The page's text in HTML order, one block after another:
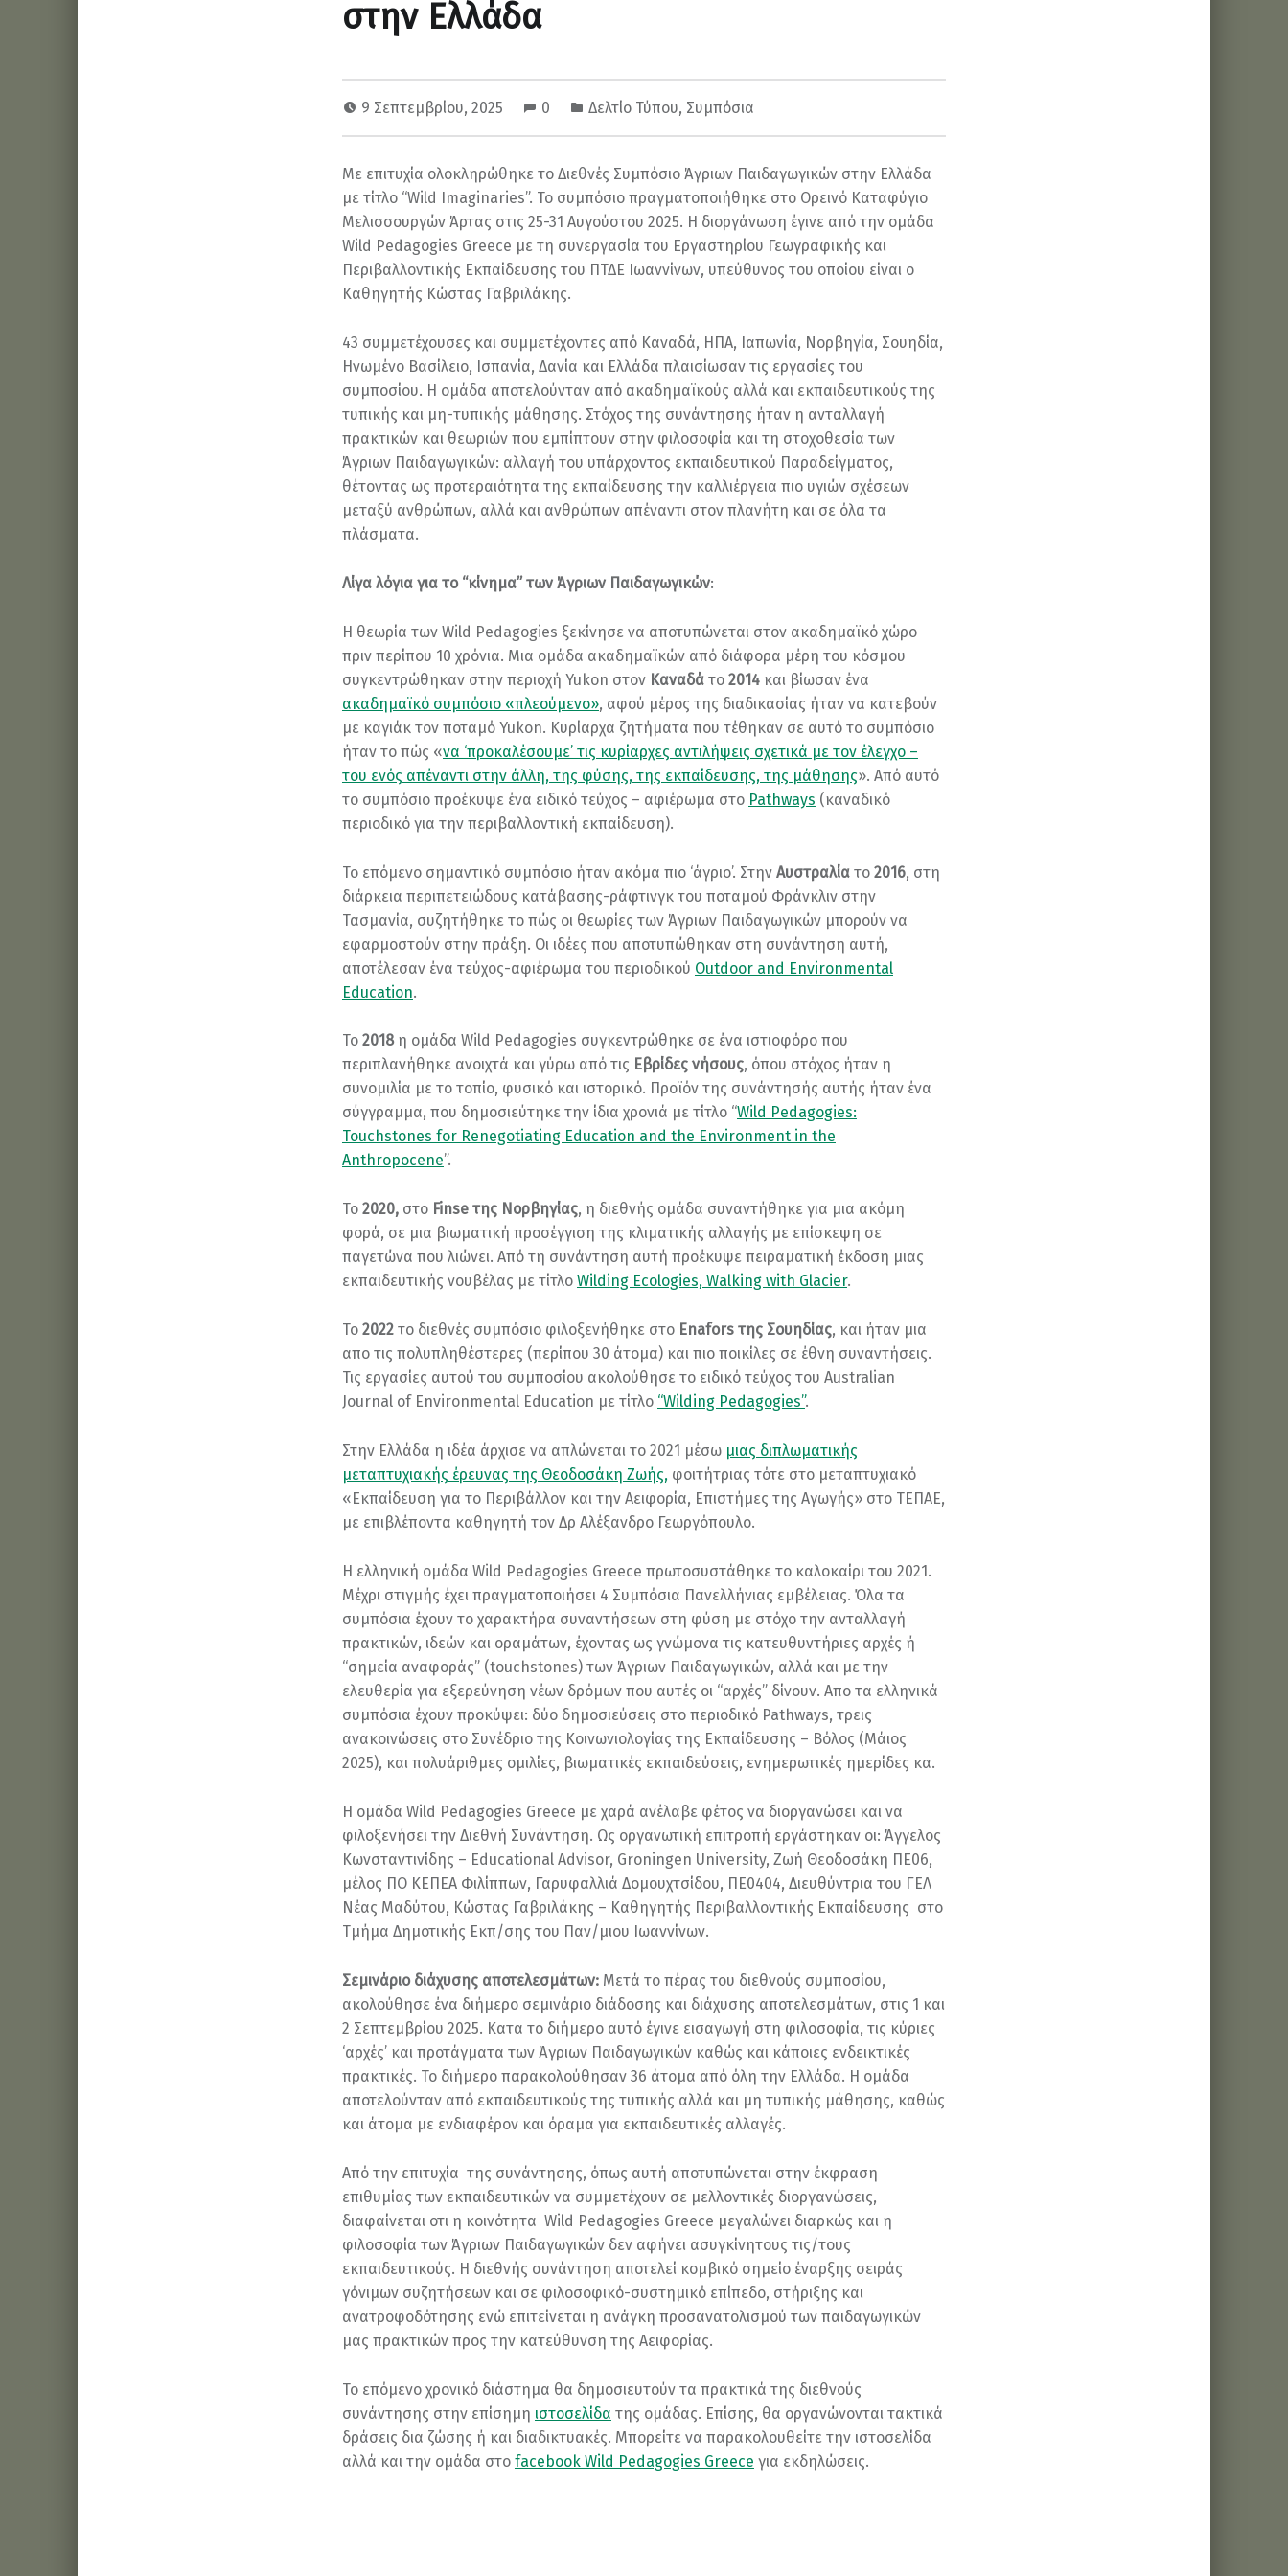
στην Ελλάδα
9 Σεπτεμβρίου, 2025 0 Δελτίο Τύπου, Συμπόσια
Με επιτυχία ολοκληρώθηκε το Διεθνές Συμπόσιο Άγριων Παιδαγωγικών στην Ελλάδα
με τίτλο “Wild Imaginaries”. Το συμπόσιο πραγματοποιήθηκε στο Ορεινό Καταφύγιο
Μελισσουργών Άρτας στις 25-31 Αυγούστου 2025. Η διοργάνωση έγινε από την ομάδα
Wild Pedagogies Greece με τη συνεργασία του Εργαστηρίου Γεωγραφικής και
Περιβαλλοντικής Εκπαίδευσης του ΠΤΔΕ Ιωαννίνων, υπεύθυνος του οποίου είναι ο
Καθηγητής Κώστας Γαβριλάκης.
43 συμμετέχουσες και συμμετέχοντες από Καναδά, ΗΠΑ, Ιαπωνία, Νορβηγία, Σουηδία,
Ηνωμένο Βασίλειο, Ισπανία, Δανία και Ελλάδα πλαισίωσαν τις εργασίες του
συμποσίου. Η ομάδα αποτελούνταν από ακαδημαϊκούς αλλά και εκπαιδευτικούς της
τυπικής και μη-τυπικής μάθησης. Στόχος της συνάντησης ήταν η ανταλλαγή
πρακτικών και θεωριών που εμπίπτουν στην φιλοσοφία και τη στοχοθεσία των
Άγριων Παιδαγωγικών: αλλαγή του υπάρχοντος εκπαιδευτικού Παραδείγματος,
θέτοντας ως προτεραιότητα της εκπαίδευσης την καλλιέργεια πιο υγιών σχέσεων
μεταξύ ανθρώπων, αλλά και ανθρώπων απέναντι στον πλανήτη και σε όλα τα
πλάσματα.
Λίγα λόγια για το “κίνημα” των Άγριων Παιδαγωγικών:
Η θεωρία των Wild Pedagogies ξεκίνησε να αποτυπώνεται στον ακαδημαϊκό χώρο
πριν περίπου 10 χρόνια. Μια ομάδα ακαδημαϊκών από διάφορα μέρη του κόσμου
συγκεντρώθηκαν στην περιοχή Yukon στον Καναδάτο 2014και βίωσαν ένα
ακαδημαϊκό συμπόσιο «πλεούμενο», αφού μέρος της διαδικασίας ήταν να κατεβούν
με καγιάκ τον ποταμό Yukon. Κυρίαρχα ζητήματα που τέθηκαν σε αυτό το συμπόσιο
ήταν το πώς «να ‘προκαλέσουμε’ τις κυρίαρχες αντιλήψεις σχετικά με τον έλεγχο –
του ενός απέναντι στην άλλη, της φύσης, της εκπαίδευσης, της μάθησης». Από αυτό
το συμπόσιο προέκυψε ένα ειδικό τεύχος – αφιέρωμα στο Pathways (καναδικό
περιοδικό για την περιβαλλοντική εκπαίδευση).
Το επόμενο σημαντικό συμπόσιο ήταν ακόμα πιο ‘άγριο’. Στην Αυστραλίατο 2016, στη
διάρκεια περιπετειώδους κατάβασης-ράφτινγκ του ποταμού Φράνκλιν στην
Τασμανία, συζητήθηκε το πώς οι θεωρίες των Άγριων Παιδαγωγικών μπορούν να
εφαρμοστούν στην πράξη. Οι ιδέες που αποτυπώθηκαν στη συνάντηση αυτή,
αποτέλεσαν ένα τεύχος-αφιέρωμα του περιοδικού Outdoor and Environmental
Education.
Το 2018η ομάδα Wild Pedagogies συγκεντρώθηκε σε ένα ιστιοφόρο που
περιπλανήθηκε ανοιχτά και γύρω από τις Εβρίδες νήσους, όπου στόχος ήταν η
συνομιλία με το τοπίο, φυσικό και ιστορικό. Προϊόν της συνάντησής αυτής ήταν ένα
σύγγραμμα, που δημοσιεύτηκε την ίδια χρονιά με τίτλο “Wild Pedagogies:
Touchstones for Renegotiating Education and the Environment in the
Anthropocene”.
Το 2020,στο Finse της Νορβηγίας, η διεθνής ομάδα συναντήθηκε για μια ακόμη
φορά, σε μια βιωματική προσέγγιση της κλιματικής αλλαγής με επίσκεψη σε
παγετώνα που λιώνει. Από τη συνάντηση αυτή προέκυψε πειραματική έκδοση μιας
εκπαιδευτικής νουβέλας με τίτλο Wilding Ecologies, Walking with Glacier.
To 2022το διεθνές συμπόσιο φιλοξενήθηκε στο Enafors της Σουηδίας, και ήταν μια
απο τις πολυπληθέστερες (περίπου 30 άτομα) και πιο ποικίλες σε έθνη συναντήσεις.
Τις εργασίες αυτού του συμποσίου ακολούθησε το ειδικό τεύχος του Australian
Journal of Environmental Education με τίτλο “Wilding Pedagogies”.
Στην Ελλάδα η ιδέα άρχισε να απλώνεται το 2021 μέσω μιας διπλωματικής
μεταπτυχιακής έρευνας της Θεοδοσάκη Ζωής,φοιτήτριας τότε στο μεταπτυχιακό
«Εκπαίδευση για το Περιβάλλον και την Αειφορία, Επιστήμες της Αγωγής» στο ΤΕΠΑΕ,
με επιβλέποντα καθηγητή τον Δρ Αλέξανδρο Γεωργόπουλο.
Η ελληνική ομάδα Wild Pedagogies Greece πρωτοσυστάθηκε το καλοκαίρι του 2021.
Μέχρι στιγμής έχει πραγματοποιήσει 4 Συμπόσια Πανελλήνιας εμβέλειας. Όλα τα
συμπόσια έχουν το χαρακτήρα συναντήσεων στη φύση με στόχο την ανταλλαγή
πρακτικών, ιδεών και οραμάτων, έχοντας ως γνώμονα τις κατευθυντήριες αρχές ή
“σημεία αναφοράς” (touchstones) των Άγριων Παιδαγωγικών, αλλά και με την
ελευθερία για εξερεύνηση νέων δρόμων που αυτές οι “αρχές” δίνουν. Απο τα ελληνικά
συμπόσια έχουν προκύψει: δύο δημοσιεύσεις στο περιοδικό Pathways, τρεις
ανακοινώσεις στο Συνέδριο της Κοινωνιολογίας της Εκπαίδευσης – Βόλος (Μάιος
2025), και πολυάριθμες ομιλίες, βιωματικές εκπαιδεύσεις, ενημερωτικές ημερίδες κα.
Η ομάδα Wild Pedagogies Greece με χαρά ανέλαβε φέτος να διοργανώσει και να
φιλοξενήσει την Διεθνή Συνάντηση. Ως οργανωτική επιτροπή εργάστηκαν οι: Άγγελος
Κωνσταντινίδης – Educational Advisor, Groningen University, Ζωή Θεοδοσάκη ΠΕ06,
μέλος ΠΟ ΚΕΠΕΑ Φιλίππων, Γαρυφαλλιά Δομουχτσίδου, ΠΕ0404, Διευθύντρια του ΓΕΛ
Νέας Μαδύτου, Κώστας Γαβριλάκης – Καθηγητής Περιβαλλοντικής Εκπαίδευσης στο
Τμήμα Δημοτικής Εκπ/σης του Παν/μιου Ιωαννίνων.
Σεμινάριο διάχυσης αποτελεσμάτων:Μετά το πέρας του διεθνούς συμποσίου,
ακολούθησε ένα διήμερο σεμινάριο διάδοσης και διάχυσης αποτελεσμάτων, στις 1 και
2 Σεπτεμβρίου 2025. Κατα το διήμερο αυτό έγινε εισαγωγή στη φιλοσοφία, τις κύριες
‘αρχές’ και προτάγματα των Άγριων Παιδαγωγικών καθώς και κάποιες ενδεικτικές
πρακτικές. Το διήμερο παρακολούθησαν 36 άτομα από όλη την Ελλάδα. Η ομάδα
αποτελούνταν από εκπαιδευτικούς της τυπικής αλλά και μη τυπικής μάθησης, καθώς
και άτομα με ενδιαφέρον και όραμα για εκπαιδευτικές αλλαγές.
Από την επιτυχία της συνάντησης, όπως αυτή αποτυπώνεται στην έκφραση
επιθυμίας των εκπαιδευτικών να συμμετέχουν σε μελλοντικές διοργανώσεις,
διαφαίνεται οτι η κοινότητα Wild Pedagogies Greece μεγαλώνει διαρκώς και η
φιλοσοφία των Άγριων Παιδαγωγικών δεν αφήνει ασυγκίνητους τις/τους
εκπαιδευτικούς. Η διεθνής συνάντηση αποτελεί κομβικό σημείο έναρξης σειράς
γόνιμων συζητήσεων και σε φιλοσοφικό-συστημικό επίπεδο, στήριξης και
ανατροφοδότησης ενώ επιτείνεται η ανάγκη προσανατολισμού των παιδαγωγικών
μας πρακτικών προς την κατεύθυνση της Αειφορίας.
Το επόμενο χρονικό διάστημα θα δημοσιευτούν τα πρακτικά της διεθνούς
συνάντησης στην επίσημη ιστοσελίδα της ομάδας. Επίσης, θα οργανώνονται τακτικά
δράσεις δια ζώσης ή και διαδικτυακές. Μπορείτε να παρακολουθείτε την ιστοσελίδα
αλλά και την ομάδα στο facebook Wild Pedagogies Greece για εκδηλώσεις.